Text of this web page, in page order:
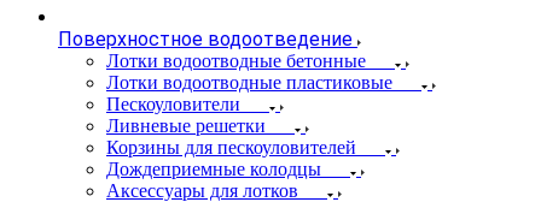
Поверхностное водоотведение
Лотки водоотводные бетонные
Лотки водоотводные пластиковые
Пескоуловители
Ливневые решетки
Корзины для пескоуловителей
Дождеприемные колодцы
Аксессуары для лотков